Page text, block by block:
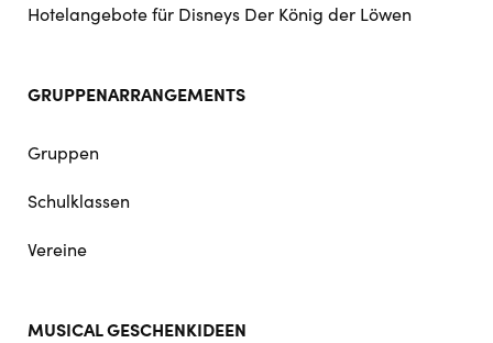
Hotelangebote für Disneys Der König der Löwen
GRUPPENARRANGEMENTS
Gruppen
Schulklassen
Vereine
MUSICAL GESCHENKIDEEN